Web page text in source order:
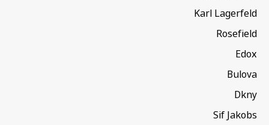
Karl Lagerfeld
Rosefield
Edox
Bulova
Dkny
Sif Jakobs